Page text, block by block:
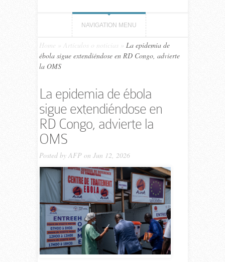
NAVIGATION MENU
Home Artículos o noticias
La epidemia de
ébola sigue extendiéndose en RD Congo, advierte
la OMS
La epidemia de ébola
sigue extendiéndose en
RD Congo, advierte la
OMS
Posted by AFPon Jun 12, 2026